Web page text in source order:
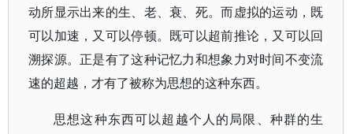
动所显示出来的生、老、衰、死。而虚拟的运动，既
可以加速，又可以停顿。既可以超前推论，又可以回
溯探源。正是有了这种记忆力和想象力对时间不变流
速的超越，才有了被称为思想的这种东西。
思想这种东西可以超越个人的局限、种群的生